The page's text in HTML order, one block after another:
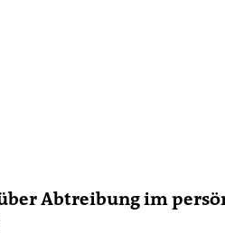
Abtreibung im